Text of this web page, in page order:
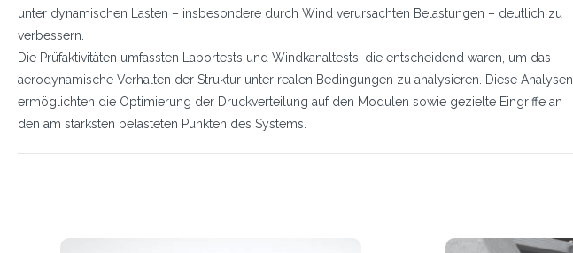
unter dynamischen Lasten – insbesondere durch Wind verursachten Belastungen – deutlich zu
verbessern.
Die Prüfaktivitäten umfassten Labortests und Windkanaltests, die entscheidend waren, um das
aerodynamische Verhalten der Struktur unter realen Bedingungen zu analysieren. Diese Analysen
ermöglichten die Optimierung der Druckverteilung auf den Modulen sowie gezielte Eingriffe an
den am stärksten belasteten Punkten des Systems.